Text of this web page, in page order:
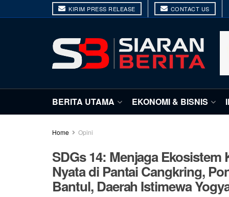
KIRIM PRESS RELEASE CONTACT US
BERITA UTAMA EKONOMI & BISNIS
Home Opini
SDGs 14: Menjaga
Nyata di Pantai Cangkring,
Bantul, Daerah Istimewa